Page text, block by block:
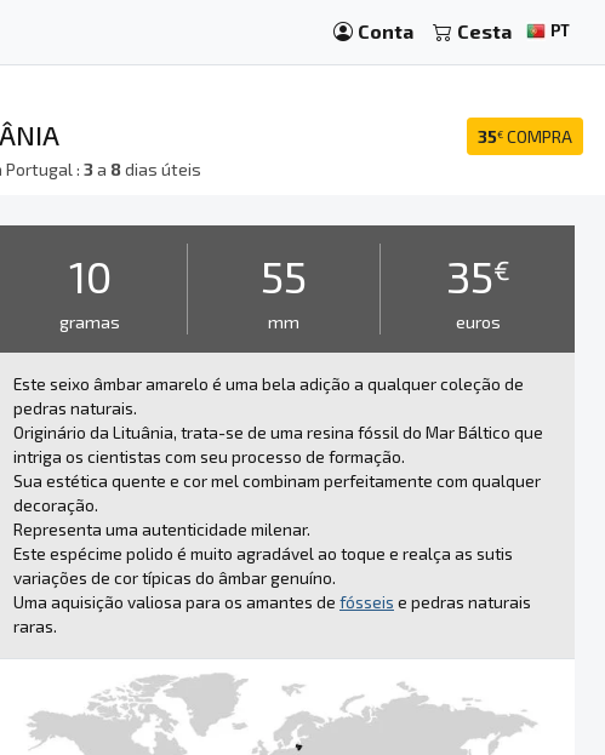
Conta Cesta PT
35€ COMPRA
Portugal :3a 8dias úteis
10
gramas
55
mm
35€
euros
Este seixo âmbar amarelo é uma bela adição a qualquer coleção de
pedras naturais.
Originário da Lituânia, trata-se de uma resina fóssil do Mar Báltico que
intriga os cientistas com seu processo de formação.
Sua estética quente e cor mel combinam perfeitamente com qualquer
decoração.
Representa uma autenticidade milenar.
Este espécime polido é muito agradável ao toque e realça as sutis
variações de cor típicas do âmbar genuíno.
Uma aquisição valiosa para os amantes de fósseis e pedras naturais
raras.